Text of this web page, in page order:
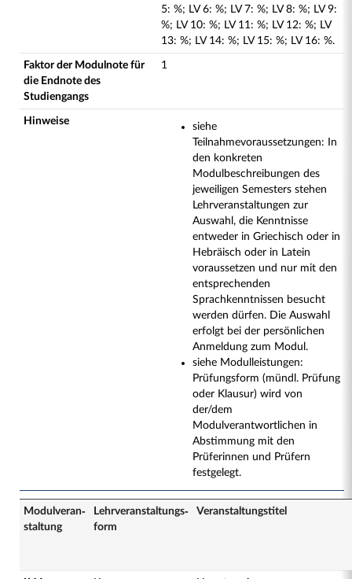
5: %; LV 6: %; LV 7: %; LV 8: %; LV 9:
%; LV 10: %; LV 11: %; LV 12: %; LV
13: %; LV 14: %; LV 15: %; LV 16: %.
Faktor der Modulnote für
die Endnote des
Studiengangs
1
Hinweise
siehe
Teilnahmevoraussetzungen: In
den konkreten
Modulbeschreibungen des
jeweiligen Semesters stehen
Lehrveranstaltungen zur
Auswahl, die Kenntnisse
entweder in Griechisch oder in
Hebräisch oder in Latein
voraussetzen und nur mit den
entsprechenden
Sprachkenntnissen besucht
werden dürfen. Die Auswahl
erfolgt bei der persönlichen
Anmeldung zum Modul.
siehe Modulleistungen:
Prüfungsform (mündl. Prüfung
oder Klausur) wird von
der/dem
Modulverantwortlichen in
Abstimmung mit den
Prüferinnen und Prüfern
festgelegt.
Modulveran­
staltung
Lehrveranstaltungs­
form
Veranstaltungs­titel